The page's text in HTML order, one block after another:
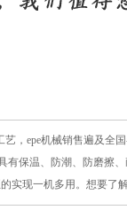
，epe机械销售遍及
保温、防潮、防磨擦
现一机多用。想要了